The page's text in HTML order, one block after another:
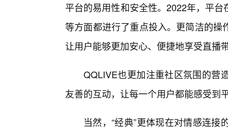
平台的易用性和安全性。2022年，平
等方面都进行了重点投入。更简洁的
让用户能够更加安心、便捷地享受直播
QQLIVE也更加注重社区氛围的营
友善的互动，让每一个用户都能感受到
当然，“经典”更体现在对情感连